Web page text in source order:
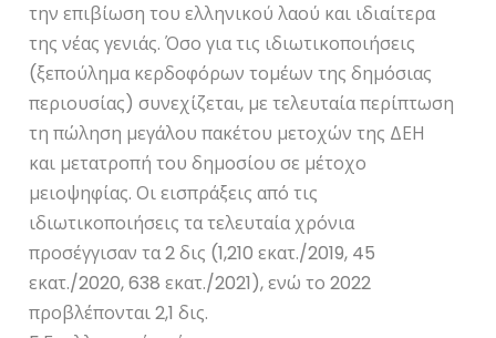
την επιβίωση του ελληνικού λαού και ιδιαίτερα
της νέας γενιάς. Όσο για τις ιδιωτικοποιήσεις
(ξεπούλημα κερδοφόρων τομέων της δημόσιας
περιουσίας) συνεχίζεται, με τελευταία περίπτωση
τη πώληση μεγάλου πακέτου μετοχών της ΔΕΗ
και μετατροπή του δημοσίου σε μέτοχο
μειοψηφίας. Οι εισπράξεις από τις
ιδιωτικοποιήσεις τα τελευταία χρόνια
προσέγγισαν τα 2 δις (1,210 εκατ./2019, 45
εκατ./2020, 638 εκατ./2021), ενώ το 2022
προβλέπονται 2,1 δις.